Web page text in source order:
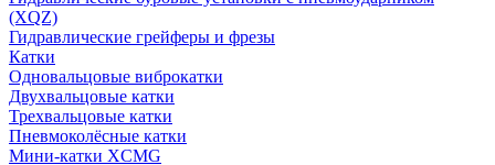
(XQZ)
Гидравлические грейферы и фрезы
Катки
Одновальцовые виброкатки
Двухвальцовые катки
Трехвальцовые катки
Пневмоколёсные катки
Мини-катки XCMG